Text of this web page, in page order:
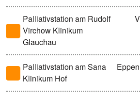
Palliativstation am Rudolf
Virchow Klinikum
Glauchau
Palliativstation am Sana
Klinikum Hof